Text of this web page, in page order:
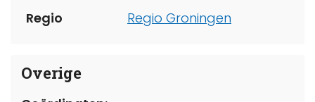
Regio
Regio Groningen
Overige